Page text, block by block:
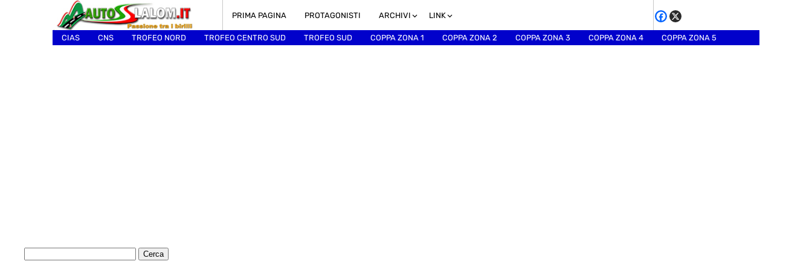
PRIMA PAGINA PROTAGONISTI ARCHIVI LINK
CIAS CNS TROFEO NORD TROFEO CENTRO SUD TROFEO SUD COPPA ZONA 1 COPPA ZONA 2 COPPA ZONA 3 COPPA ZONA 4
COPPA ZONA 5